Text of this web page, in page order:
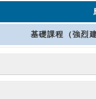
基礎課程（強烈建